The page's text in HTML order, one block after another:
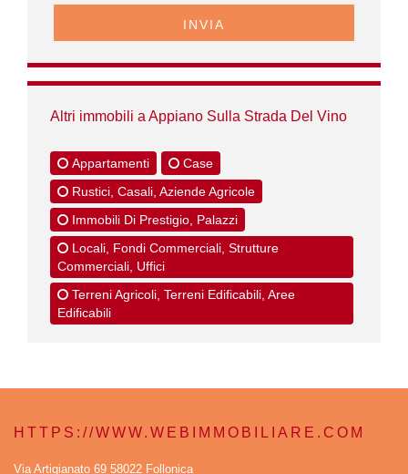
INVIA
Altri immobili a Appiano Sulla Strada Del Vino
Appartamenti
Case
Rustici, Casali, Aziende Agricole
Immobili Di Prestigio, Palazzi
Locali, Fondi Commerciali, Strutture
Commerciali, Uffici
Terreni Agricoli, Terreni Edificabili, Aree
Edificabili
HTTPS://WWW.WEBIMMOBILIARE.COM
Via Artigianato 69 58022 Follonica